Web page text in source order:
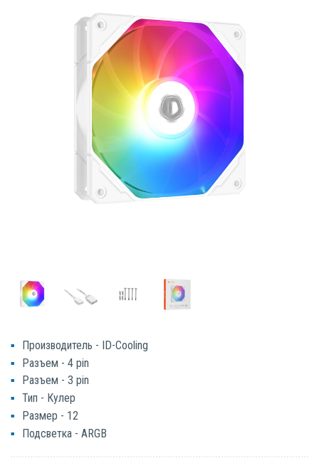
Производитель - ID-Cooling
Разъем - 4 pin
Разъем - 3 pin
Тип - Кулер
Размер - 12
Подсветка - ARGB